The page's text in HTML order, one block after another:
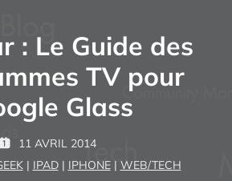
: Le Guide des
TV pour
Glass
11 AVRIL 2014
A
G
| IPAD | IPHONE | WEB/TECH